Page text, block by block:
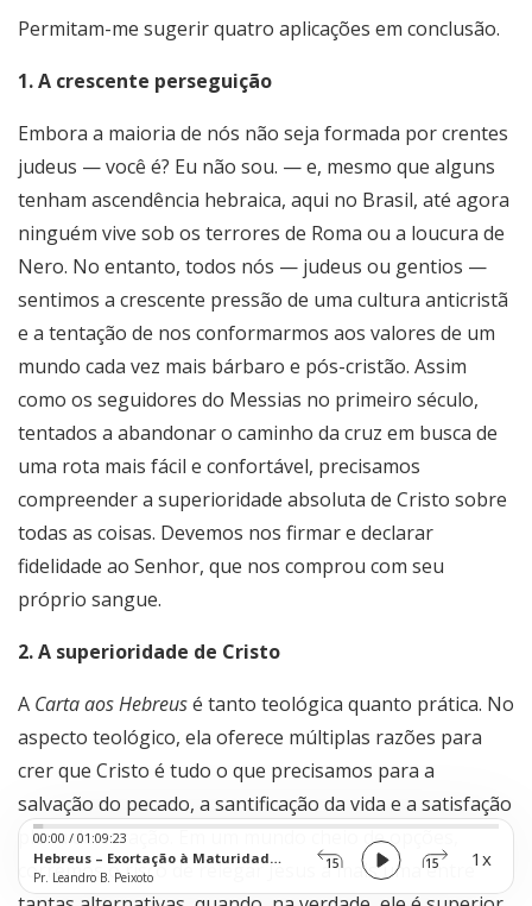
Permitam-me sugerir quatro aplicações em conclusão.
1. A crescente perseguição
Embora a maioria de nós não seja formada por crentes
judeus — você é? Eu não sou. — e, mesmo que alguns
tenham ascendência hebraica, aqui no Brasil, até agora
ninguém vive sob os terrores de Roma ou a loucura de
Nero. No entanto, todos nós — judeus ou gentios —
sentimos a crescente pressão de uma cultura anticristã
e a tentação de nos conformarmos aos valores de um
mundo cada vez mais bárbaro e pós-cristão. Assim
como os seguidores do Messias no primeiro século,
tentados a abandonar o caminho da cruz em busca de
uma rota mais fácil e confortável, precisamos
compreender a superioridade absoluta de Cristo sobre
todas as coisas. Devemos nos firmar e declarar
fidelidade ao Senhor, que nos comprou com seu
próprio sangue.
2. A superioridade de Cristo
A Carta aos Hebreusé tanto teológica quanto prática. No
aspecto teológico, ela oferece múltiplas razões para
crer que Cristo é tudo o que precisamos para a
salvação do pecado, a santificação da vida e a satisfação
plena do coração. Em um mundo cheio de opções,
corremos o risco de relegar Jesus a mais uma entre
Hebreus – Exortação à Maturidade e Perseverança na Fé
Pr. Leandro B. Peixoto
Audio
Player
15 15
00:00 / 01:09:23
1x